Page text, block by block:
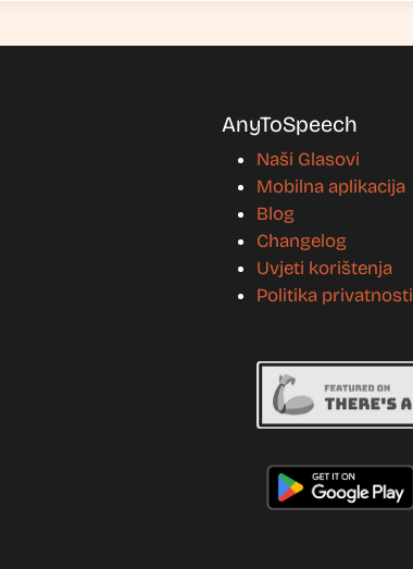
AnyToSpeech
Naši Glasovi
Mobilna aplikacija
Blog
Changelog
Uvjeti korištenja
Politika privatnosti